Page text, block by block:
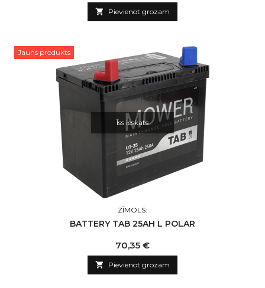
 Pievienot grozam
Jauns produkts
Īss ieskats
ZĪMOLS:
BATTERY TAB 25AH L POLAR
Cena
70,35 €
 Pievienot grozam